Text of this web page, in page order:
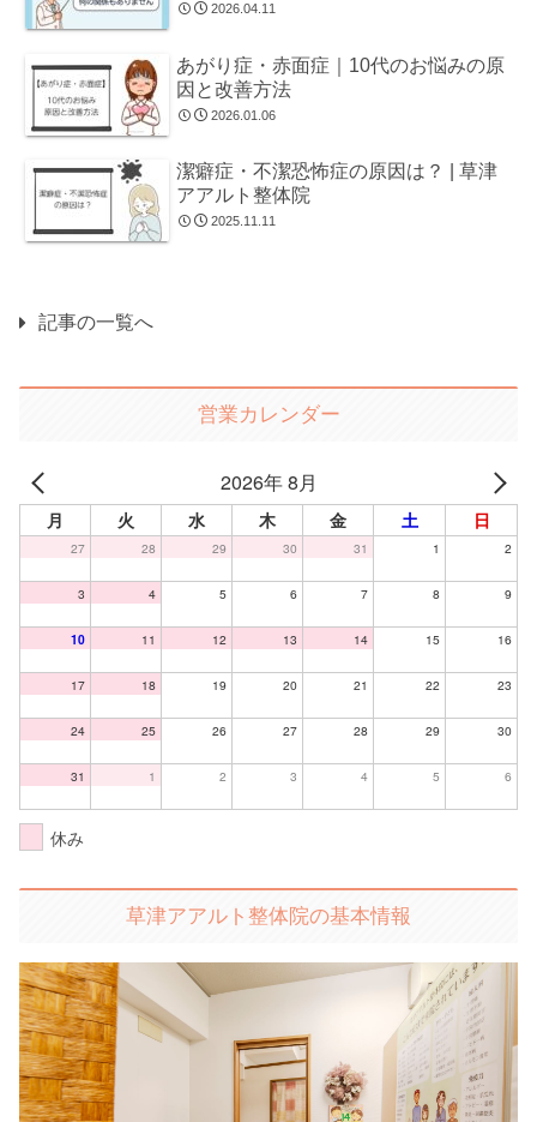
2026.04.11
あがり症・赤面症｜10代のお悩みの原
因と改善方法
2026.01.06
潔癖症・不潔恐怖症の原因は？ | 草津
アアルト整体院
2025.11.11
記事の一覧へ
営業カレンダー
2026年 8月
月 火 水 木 金 土 日
27 28 29 30 31 1 2
3 4 5 6 7 8 9
10 11 12 13 14 15 16
17 18 19 20 21 22 23
24 25 26 27 28 29 30
31 1 2 3 4 5 6
休み
草津アアルト整体院の基本情報